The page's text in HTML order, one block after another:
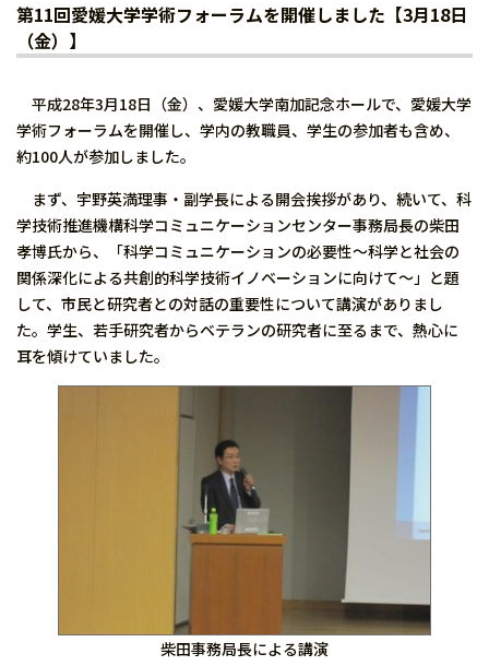
第11回愛媛大学学術フォーラムを開催しました【3月18日
（金）】
平成28年3月18日（金）、愛媛大学南加記念ホールで、愛媛大学
学術フォーラムを開催し、学内の教職員、学生の参加者も含め、
約100人が参加しました。
まず、宇野英満理事・副学長による開会挨拶があり、続いて、科
学技術推進機構科学コミュニケーションセンター事務局長の柴田
孝博氏から、「科学コミュニケーションの必要性〜科学と社会の
関係深化による共創的科学技術イノベーションに向けて〜」と題
して、市民と研究者との対話の重要性について講演がありまし
た。学生、若手研究者からベテランの研究者に至るまで、熱心に
耳を傾けていました。
柴田事務局長による講演